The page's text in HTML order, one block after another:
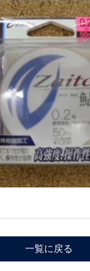
一覧に戻る